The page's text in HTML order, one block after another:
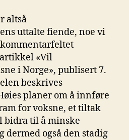
altså
uttalte fiende, noe vi
«Vil
i Norge», publisert 7.
beskrives
planer om å innføre
for voksne, et tiltak
bidra til å minske
også den stadig